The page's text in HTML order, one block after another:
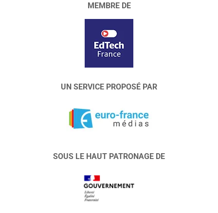
MEMBRE DE
UN SERVICE PROPOSÉ PAR
SOUS LE HAUT PATRONAGE DE